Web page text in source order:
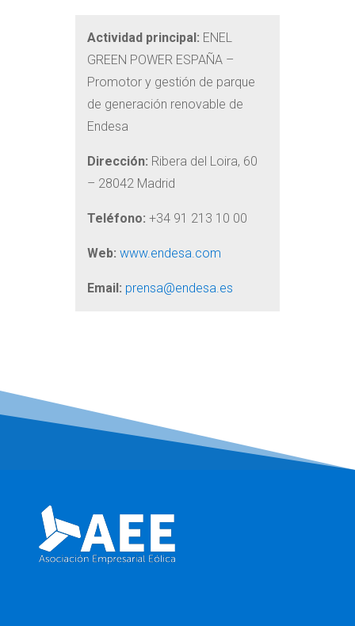
Actividad principal: ENEL
GREEN POWER ESPAÑA –
Promotor y gestión de parque
de generación renovable de
Endesa
Dirección: Ribera del Loira, 60
– 28042 Madrid
Teléfono: +34 91 213 10 00
Web: www.endesa.com
Email: prensa@endesa.es